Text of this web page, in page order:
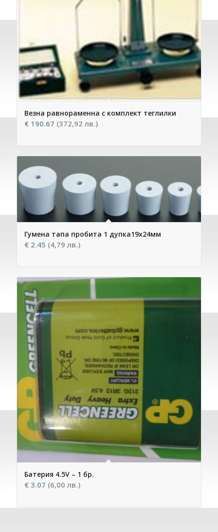
Везна равнораменна с комплект теглилки
€190.67 (372,92 лв.)
Гумена тапа пробита 1 дупка19х24мм
€2.45 (4,79 лв.)
Батерия 4.5V – 1 бр.
€3.07 (6,00 лв.)